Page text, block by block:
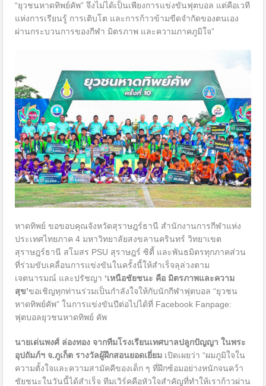
“ยุวชนหาดทิพย์คัพ” จึงไม่ได้เป็นเพียงการแข่งขันฟุตบอล แต่คือเวที
แห่งการเรียนรู้ การเติบโต และการก้าวข้ามขีดจำกัดของตนเอง
ผ่านกระบวนการของกีฬา มิตรภาพ และความภาคภูมิใจ”
หาดทิพย์ ขอขอบคุณจังหวัดสุราษฎร์ธานี สำนักงานการกีฬาแห่ง
ประเทศไทยภาค 4 มหาวิทยาลัยสงขลานครินทร์ วิทยาเขต
สุราษฎร์ธานี สโมสร PSU สุราษฎร์ ซิตี้ และพันธมิตรทุกภาคส่วน
ที่ร่วมขับเคลื่อนการแข่งขันในครั้งนี้ให้สำเร็จลุล่วงตาม
เจตนารมณ์ และปรัชญา ‘เหนือชัยชนะ คือ มิตรภาพและความ
สุข’ขอเชิญทุกท่านร่วมเป็นกำลังใจให้กับนักกีฬาฟุตบอล “ยุวชน
หาดทิพย์คัพ” ในการแข่งขันปีต่อไปได้ที่ Facebook Fanpage:
ฟุตบอลยุวชนหาดทิพย์ คัพ
นายเด่นพงศ์ ล่องทอง จากทีมโรงเรียนเทศบาลปลูกปัญญา ในพระ
อุปถัมภ์ฯ จ.ภูเก็ต รางวัลผู้ฝึกสอนยอดเยี่ยม เปิดเผยว่า “ผมภูมิใจใน
ความตั้งใจและความสามัคคีของเด็ก ๆ ที่ฝึกซ้อมอย่างหนักจนคว้า
ชัยชนะในวันนี้ได้สำเร็จ ทีมเวิร์คคือหัวใจสำคัญที่ทำให้เราก้าวผ่าน